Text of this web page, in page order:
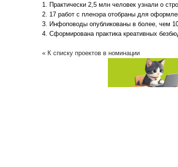
1. Практически 2,5 млн человек узнали о
2. 17 работ с пленэра отобраны для
3. Инфоповоды опубликованы в более, чем
4. Сформирована практика креативных
« К списку проектов в номинации